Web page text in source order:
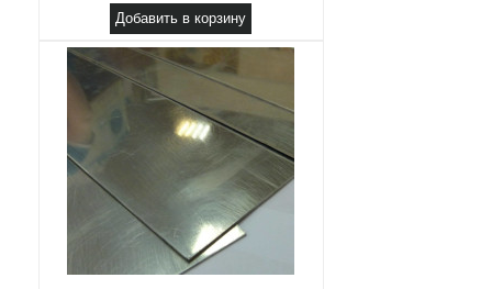
Добавить в корзину